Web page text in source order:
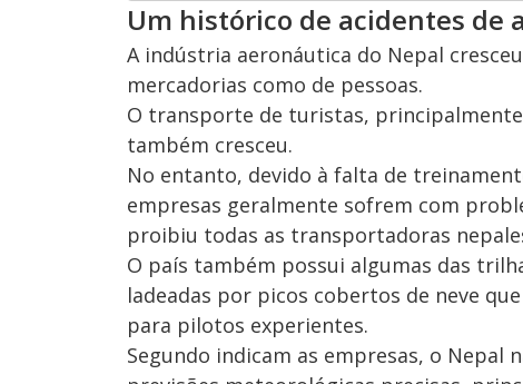
Um histórico de acidentes de
A indústria aeronáutica do Nepal
mercadorias como de pessoas.
O transporte de turistas,
também cresceu.
No entanto, devido à falta de
empresas geralmente sofrem com
proibiu todas as transportadoras
O país também possui algumas das
ladeadas por picos cobertos de neve
para pilotos experientes.
Segundo indicam as empresas, o